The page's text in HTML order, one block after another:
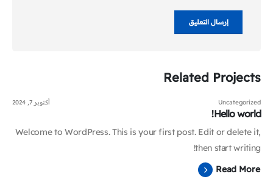
Related Projects
Uncategorized أكتوبر 7, 2024
Hello world!
Welcome to WordPress. This is your first post. Edit or delete it,
then start writing!
Read More